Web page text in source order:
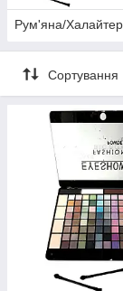
Рум'яна/Халайтер
Сортування